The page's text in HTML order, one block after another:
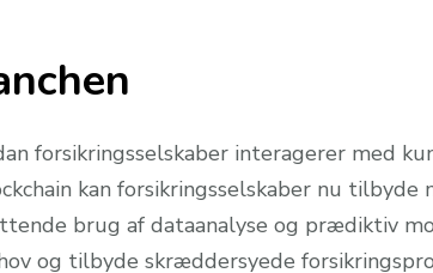
forsikringsselskaber interagerer med
kan forsikringsselskaber nu
brug af dataanalyse og prædiktiv
og tilbyde skræddersyede